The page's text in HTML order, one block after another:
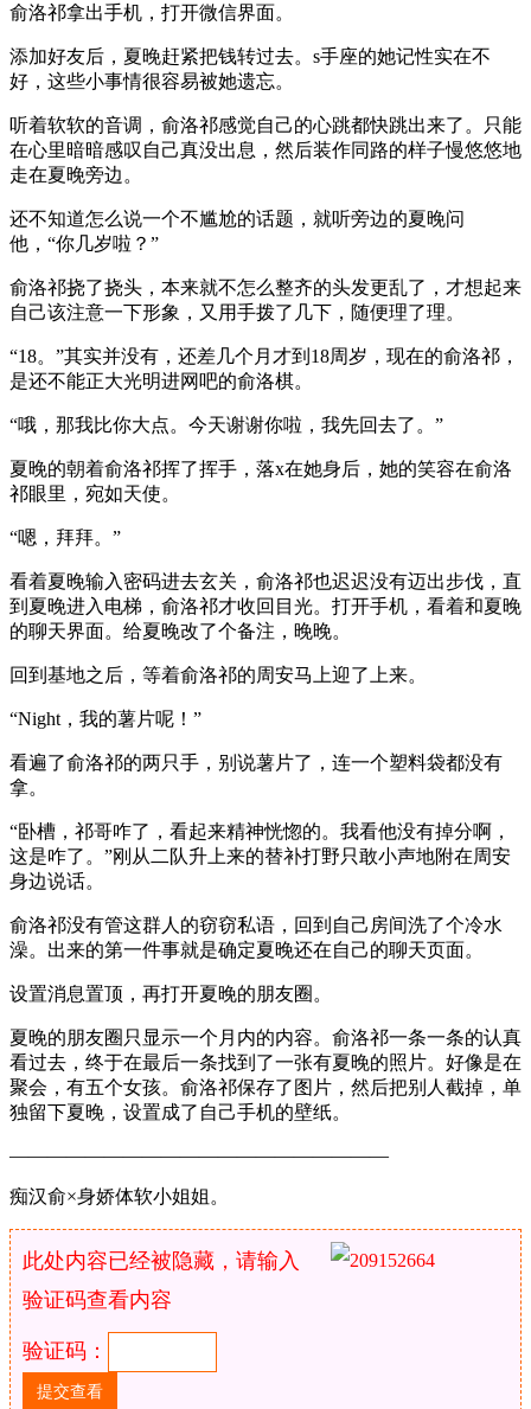
俞洛祁拿出手机，打开微信界面。
添加好友后，夏晚赶紧把钱转过去。s手座的她记性实在不
好，这些小事情很容易被她遗忘。
听着软软的音调，俞洛祁感觉自己的心跳都快跳出来了。只能
在心里暗暗感叹自己真没出息，然后装作同路的样子慢悠悠地
走在夏晚旁边。
还不知道怎么说一个不尴尬的话题，就听旁边的夏晚问
他，“你几岁啦？”
俞洛祁挠了挠头，本来就不怎么整齐的头发更乱了，才想起来
自己该注意一下形象，又用手拨了几下，随便理了理。
“18。”其实并没有，还差几个月才到18周岁，现在的俞洛祁，
是还不能正大光明进网吧的俞洛棋。
“哦，那我比你大点。今天谢谢你啦，我先回去了。”
夏晚的朝着俞洛祁挥了挥手，落x在她身后，她的笑容在俞洛
祁眼里，宛如天使。
“嗯，拜拜。”
看着夏晚输入密码进去玄关，俞洛祁也迟迟没有迈出步伐，直
到夏晚进入电梯，俞洛祁才收回目光。打开手机，看着和夏晚
的聊天界面。给夏晚改了个备注，晚晚。
回到基地之后，等着俞洛祁的周安马上迎了上来。
“Night，我的薯片呢！”
看遍了俞洛祁的两只手，别说薯片了，连一个塑料袋都没有
拿。
“卧槽，祁哥咋了，看起来精神恍惚的。我看他没有掉分啊，
这是咋了。”刚从二队升上来的替补打野只敢小声地附在周安
身边说话。
俞洛祁没有管这群人的窃窃私语，回到自己房间洗了个冷水
澡。出来的第一件事就是确定夏晚还在自己的聊天页面。
设置消息置顶，再打开夏晚的朋友圈。
夏晚的朋友圈只显示一个月内的内容。俞洛祁一条一条的认真
看过去，终于在最后一条找到了一张有夏晚的照片。好像是在
聚会，有五个女孩。俞洛祁保存了图片，然后把别人截掉，单
独留下夏晚，设置成了自己手机的壁纸。
————————————————————
痴汉俞×身娇体软小姐姐。
此处内容已经被隐藏，请输入
验证码查看内容
验证码：